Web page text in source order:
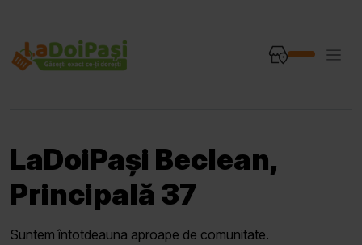
LaDoiPași Beclean,
Principală 37
Suntem întotdeauna aproape de comunitate.